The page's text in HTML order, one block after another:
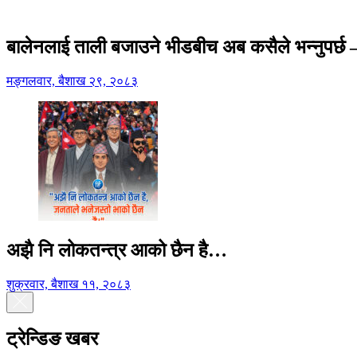
बालेनलाई ताली बजाउने भीडबीच अब कसैले
मङ्गलवार, बैशाख २९, २०८३
अझै नि लोकतन्त्र आको छैन है…
शुक्रवार, बैशाख ११, २०८३
ट्रेन्डिङ खबर